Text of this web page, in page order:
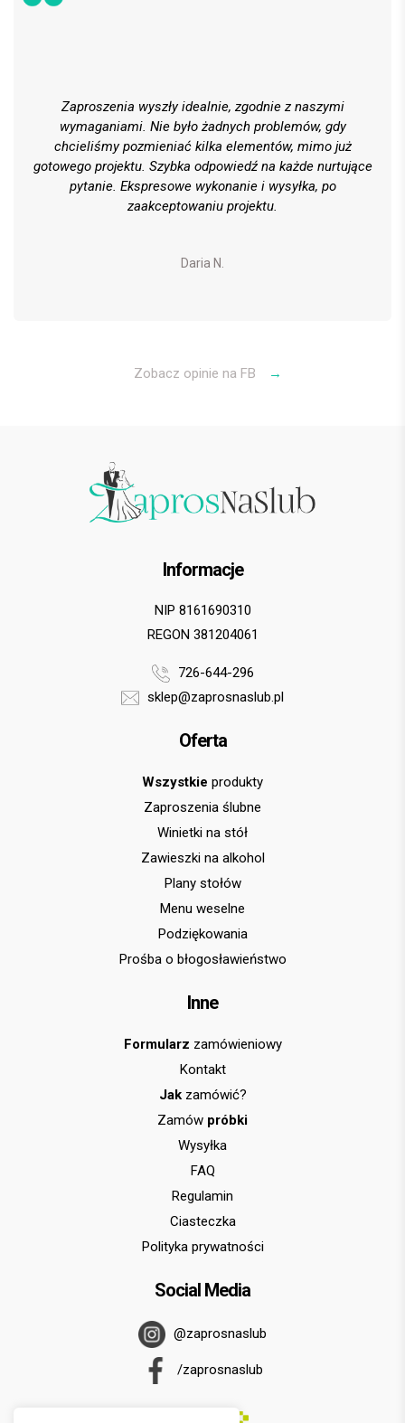
Zaproszenia wyszły idealnie, zgodnie z naszymi
wymaganiami. Nie było żadnych problemów, gdy
chcieliśmy pozmieniać kilka elementów, mimo już
gotowego projektu. Szybka odpowiedź na każde nurtujące
pytanie. Ekspresowe wykonanie i wysyłka, po
zaakceptowaniu projektu.
Daria N.
Zobacz opinie na FB →
Informacje
NIP 8161690310
REGON 381204061
726-644-296
sklep@zaprosnaslub.pl
Oferta
Wszystkie produkty
Zaproszenia ślubne
Winietki na stół
Zawieszki na alkohol
Plany stołów
Menu weselne
Podziękowania
Prośba o błogosławieństwo
Inne
Formularz zamówieniowy
Kontakt
Jakzamówić?
Zamów próbki
Wysyłka
FAQ
Regulamin
Ciasteczka
Polityka prywatności
Social Media
@zaprosnaslub
/zaprosnaslub